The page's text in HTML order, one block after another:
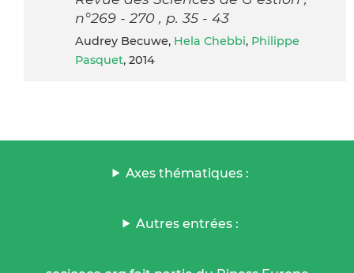
n°269 - 270 , p. 35 - 43
Audrey Becuwe, Hela Chebbi, Philippe
Pasquet, 2014
Axes thématiques :
Autres entrées :